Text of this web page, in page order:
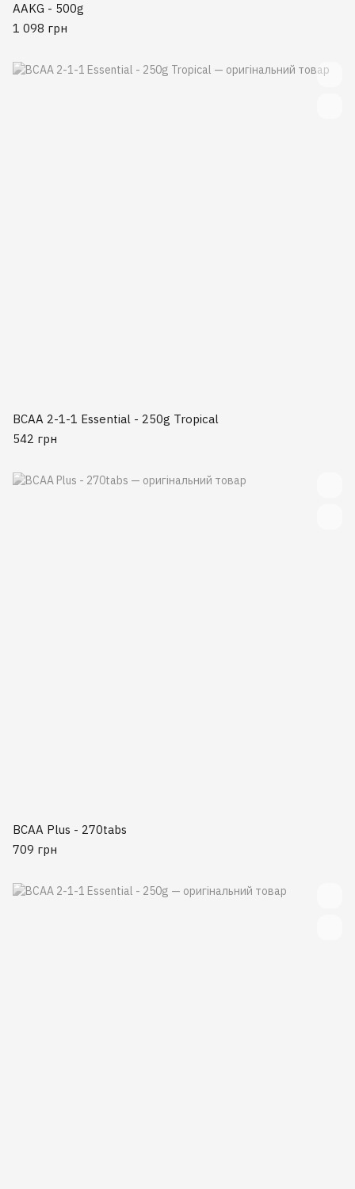
AAKG - 500g
1 098 грн
BCAA 2-1-1 Essential - 250g Tropical
542 грн
BCAA Plus - 270tabs
709 грн